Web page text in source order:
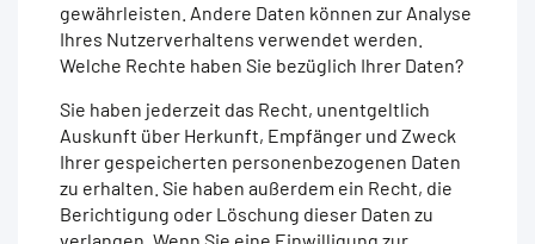
gewährleisten. Andere Daten können zur Analyse
Ihres Nutzerverhaltens verwendet werden.
Welche Rechte haben Sie bezüglich Ihrer Daten?
Sie haben jederzeit das Recht, unentgeltlich
Auskunft über Herkunft, Empfänger und Zweck
Ihrer gespeicherten personenbezogenen Daten
zu erhalten. Sie haben außerdem ein Recht, die
Berichtigung oder Löschung dieser Daten zu